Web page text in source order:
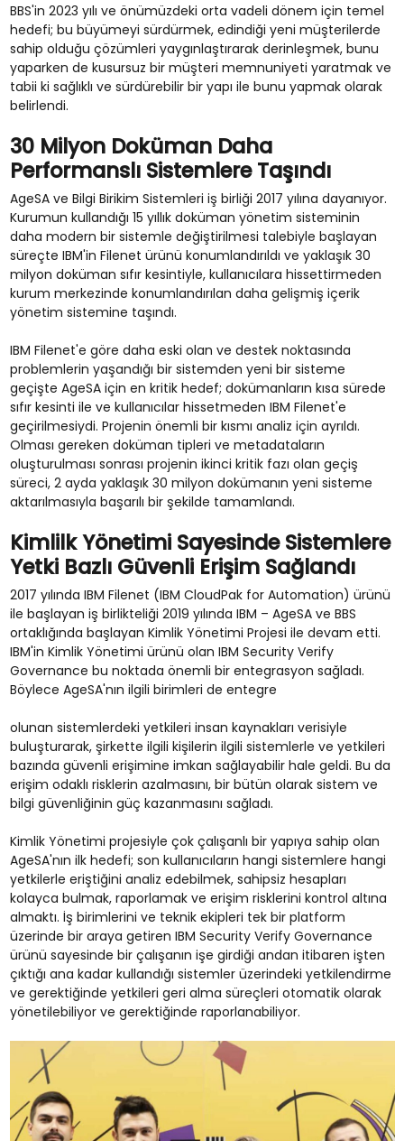
BBS'in 2023 yılı ve önümüzdeki orta vadeli dönem için temel
hedefi; bu büyümeyi sürdürmek, edindiği yeni müşterilerde
sahip olduğu çözümleri yaygınlaştırarak derinleşmek, bunu
yaparken de kusursuz bir müşteri memnuniyeti yaratmak ve
tabii ki sağlıklı ve sürdürebilir bir yapı ile bunu yapmak olarak
belirlendi.
30 Milyon Doküman Daha
Performanslı Sistemlere Taşındı
AgeSA ve Bilgi Birikim Sistemleri iş birliği 2017 yılına dayanıyor.
Kurumun kullandığı 15 yıllık doküman yönetim sisteminin
daha modern bir sistemle değiştirilmesi talebiyle başlayan
süreçte IBM'in Filenet ürünü konumlandırıldı ve yaklaşık 30
milyon doküman sıfır kesintiyle, kullanıcılara hissettirmeden
kurum merkezinde konumlandırılan daha gelişmiş içerik
yönetim sistemine taşındı.
IBM Filenet'e göre daha eski olan ve destek noktasında
problemlerin yaşandığı bir sistemden yeni bir sisteme
geçişte AgeSA için en kritik hedef; dokümanların kısa sürede
sıfır kesinti ile ve kullanıcılar hissetmeden IBM Filenet'e
geçirilmesiydi. Projenin önemli bir kısmı analiz için ayrıldı.
Olması gereken doküman tipleri ve metadataların
oluşturulması sonrası projenin ikinci kritik fazı olan geçiş
süreci, 2 ayda yaklaşık 30 milyon dokümanın yeni sisteme
aktarılmasıyla başarılı bir şekilde tamamlandı.
Kimlilk Yönetimi Sayesinde Sistemlere
Yetki Bazlı Güvenli Erişim Sağlandı
2017 yılında IBM Filenet (IBM CloudPak for Automation) ürünü
ile başlayan iş birlikteliği 2019 yılında IBM – AgeSA ve BBS
ortaklığında başlayan Kimlik Yönetimi Projesi ile devam etti.
IBM'in Kimlik Yönetimi ürünü olan IBM Security Verify
Governance bu noktada önemli bir entegrasyon sağladı.
Böylece AgeSA'nın ilgili birimleri de entegre
olunan sistemlerdeki yetkileri insan kaynakları verisiyle
buluşturarak, şirkette ilgili kişilerin ilgili sistemlerle ve yetkileri
bazında güvenli erişimine imkan sağlayabilir hale geldi. Bu da
erişim odaklı risklerin azalmasını, bir bütün olarak sistem ve
bilgi güvenliğinin güç kazanmasını sağladı.
Kimlik Yönetimi projesiyle çok çalışanlı bir yapıya sahip olan
AgeSA'nın ilk hedefi; son kullanıcıların hangi sistemlere hangi
yetkilerle eriştiğini analiz edebilmek, sahipsiz hesapları
kolayca bulmak, raporlamak ve erişim risklerini kontrol altına
almaktı. İş birimlerini ve teknik ekipleri tek bir platform
üzerinde bir araya getiren IBM Security Verify Governance
ürünü sayesinde bir çalışanın işe girdiği andan itibaren işten
çıktığı ana kadar kullandığı sistemler üzerindeki yetkilendirme
ve gerektiğinde yetkileri geri alma süreçleri otomatik olarak
yönetilebiliyor ve gerektiğinde raporlanabiliyor.